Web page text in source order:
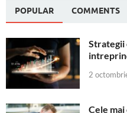
POPULAR COMMENTS
Strategii
2
Cele